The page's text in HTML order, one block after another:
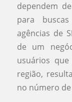
dependem
para
agências de
de um
usuários
região,
no número